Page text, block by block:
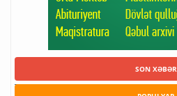
SON XƏBƏR